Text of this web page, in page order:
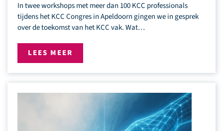
In twee workshops met meer dan 100 KCC professionals
tijdens het KCC Congres in Apeldoorn gingen we in gesprek
over de toekomst van het KCC vak. Wat…
LEES MEER